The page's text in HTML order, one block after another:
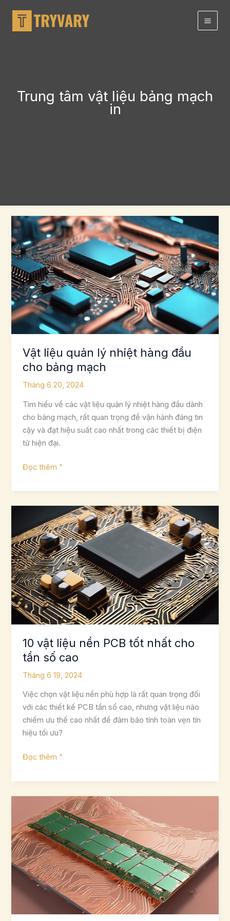
Trung tâm vật liệu bảng mạch
in
Vật liệu quản lý nhiệt hàng đầu
cho bảng mạch
Tháng 6 20, 2024
Tìm hiểu về các vật liệu quản lý nhiệt hàng đầu dành
cho bảng mạch, rất quan trọng để vận hành đáng tin
cậy và đạt hiệu suất cao nhất trong các thiết bị điện
tử hiện đại.
Vật
quản
lý
hàng
đầu
cho
bảng
mạch
Đọc thêm "
10 vật liệu nền PCB tốt nhất cho
tần số cao
Tháng 6 19, 2024
Việc chọn vật liệu nền phù hợp là rất quan trọng đối
với các thiết kế PCB tần số cao, nhưng vật liệu nào
chiếm ưu thế cao nhất để đảm bảo tính toàn vẹn tín
hiệu tối ưu?
10
liệu
nền
tốt
nhất
cho
tần
số
Đọc thêm "